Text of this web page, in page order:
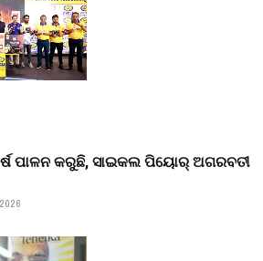
ପାଳନ କରୁଛି, ସାଇକଲ ପିୟୋର୍‌ ଅଗରବତୀ